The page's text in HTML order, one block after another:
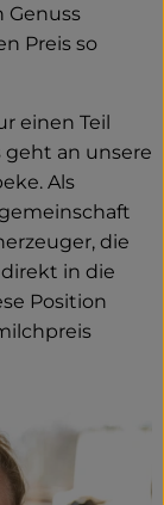
Genuss
Preis so
einen Teil
geht an unsere
Als
die
in die
Position